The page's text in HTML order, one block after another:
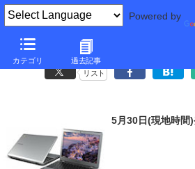
Powered by
カテゴリ 過去記事
Samsung、新UI搭載のChromebookとデ
リスト
5月30日(現地時間